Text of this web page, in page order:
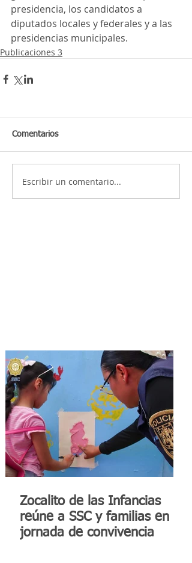
presidencia, los candidatos a
diputados locales y federales y a las
presidencias municipales.
Publicaciones 3
Comentarios
Escribir un comentario...
Zocalito de las Infancias
reúne a SSC y familias en
jornada de convivencia